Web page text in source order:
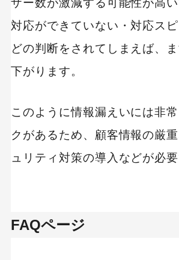
ザー数が激減する可能性が高
対応ができていない・対応ス
どの判断をされてしまえば、
下がります。
このように情報漏えいには非
クがあるため、顧客情報の厳
ュリティ対策の導入などが必要
FAQページ